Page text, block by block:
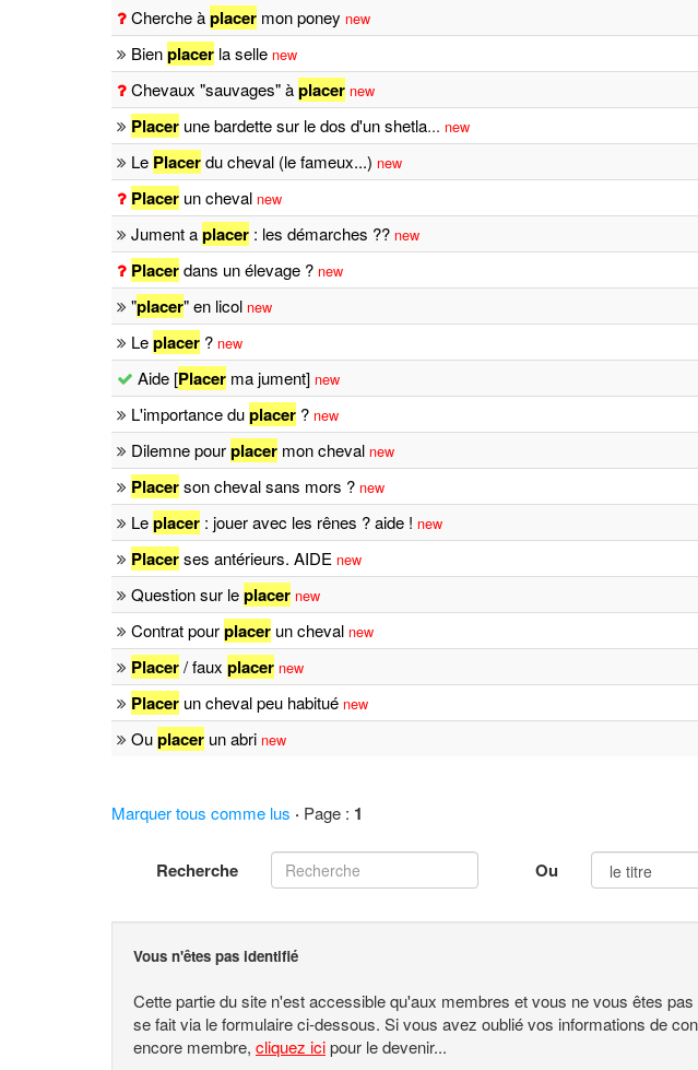
Cherche àplacer mon poney new
Bienplacer la selle new
Chevaux "sauvages" àplacer new
Placer une bardette sur le dos d'un shetla... new
Le Placerdu cheval (le fameux...) new
Placer un cheval new
Jument aplacer : les démarches ?? new
Placerdans un élevage ? new
"placer" en licol new
Leplacer ? new
Aide [Placer ma jument] new
L'importance duplacer ? new
Dilemne pourplacer mon cheval new
Placerson cheval sans mors ? new
Leplacer : jouer avec les rênes ? aide ! new
Placerses antérieurs. AIDE new
Question sur leplacer new
Contrat pourplacer un cheval new
Placer/ faux placer new
Placer un cheval peu habitué new
Ouplacer un abri new
Marquer tous comme lus · Page : 1
Recherche Ou
Vous n'êtes pas identifié
Cette partie du site n'est accessible qu'aux membres et vous ne vous êtes
se fait via le formulaire ci-dessous. Si vous avez oublié vos informations de
encore membre, cliquez icipour le devenir...